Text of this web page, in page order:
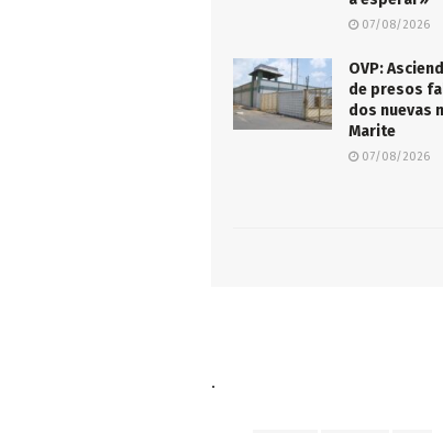
07/08/2026
OVP:
de presos
dos nuevas
Marite
07/08/2026
.